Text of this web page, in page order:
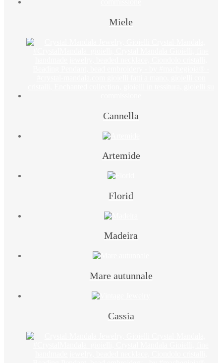
Miele
Cannella
Artemide
Florid
Madeira
Mare autunnale
Cassia